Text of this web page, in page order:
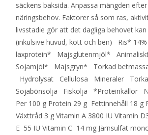
säckens baksida. Anpassa mängden
näringsbehov. Faktorer så som ras,
livsstadie gör att det dagliga behovet
(inkulsive huvud, kött och ben) Ris*
laxprotein* Majsglutenmjöl*
Sojamjöl* Majsgryn* Torkad
Hydrolysat Cellulosa Mineraler
Sojabönsolja Fiskolja *Proteinkällor
Per 100 g Protein 29 g Fettinnehåll 18 g
Växttråd 3 g Vitamin A 3800 IU Vitamin
E 55 IU Vitamin C 14 mg Järnsulfat